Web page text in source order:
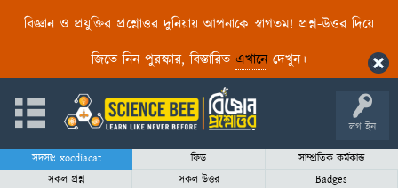
বিজ্ঞান ও প্রযুক্তির প্রশ্নোত্তর দুনিয়ায় আপনাকে স্বাগতম! প্রশ্ন-উত্তর দিয়ে
জিতে নিন পুরস্কার, বিস্তারিত এখানেদেখুন।
লগ ইন
সদস্যঃ xocdiacat ফিড
সাম্প্রতিক কর্মকান্ড
সকল প্রশ্ন
সকল উত্তর Badges